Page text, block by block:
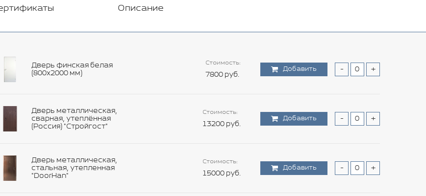
Описание
Дверь финская белая
(800х2000 мм)
Стоимость:
7800 руб.
Добавить - +
Дверь металлическая,
сварная, утеплённая
(Россия) "Стройгост"
Стоимость:
13200 руб.
Добавить - +
Дверь металлическая,
стальная, утепленная
"DoorHan"
Стоимость:
15000 руб.
Добавить - +